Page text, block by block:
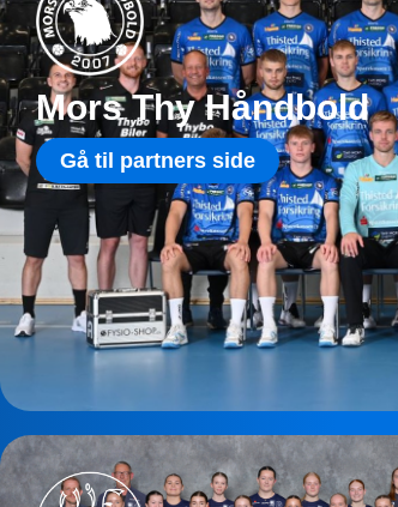
Mors Thy Håndbold
Gå til partners side